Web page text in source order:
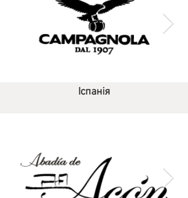
Іспанія